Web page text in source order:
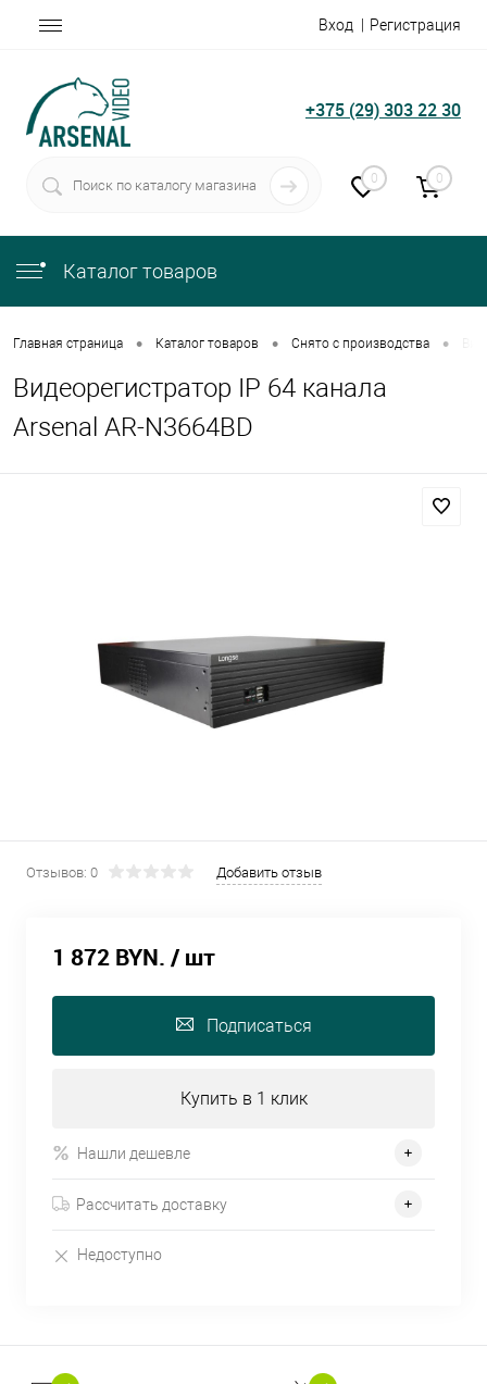
Вход Регистрация
+375 (29) 303 22 30
0 0
Каталог товаров
Главная страница • Каталог товаров • Снято с производства •
Видеорегистратор IP 64 канала
Arsenal AR-N3664BD
Отзывов: 0 Добавить отзыв
1 872 BYN. / шт
Подписаться
Купить в 1 клик
Нашли дешевле
Рассчитать доставку
Недоступно